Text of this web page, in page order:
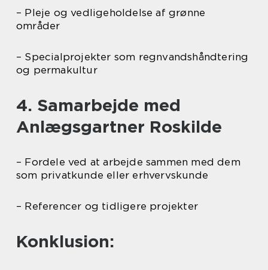
– Pleje og vedligeholdelse af grønne
områder
– Specialprojekter som regnvandshåndtering
og permakultur
4. Samarbejde med
Anlægsgartner Roskilde
– Fordele ved at arbejde sammen med dem
som privatkunde eller erhvervskunde
– Referencer og tidligere projekter
Konklusion: